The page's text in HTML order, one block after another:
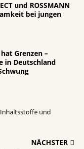
und ROSSMANN
bei jungen
Grenzen –
in Deutschland
und
NÄCHSTER